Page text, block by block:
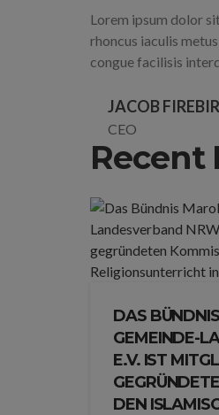
Lorem ipsum dolor
rhoncus iaculis
congue facilisis
JACOB
CEO
Recent
DAS
GEMEINDE-
E.V. IST
DEN